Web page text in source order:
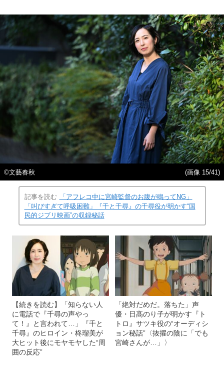
©文藝春秋 (画像 15/41)
記事を読む
「アフレコ中に宮崎監督のお腹が鳴ってNG」
「叫びすぎて呼吸困難」『千と千尋』の千尋役が明かす“国
民的ジブリ映画”の収録秘話
【続きを読む】「知らない人
に電話で『千尋の声やっ
て！』と言われて…」『千と
千尋』のヒロイン・柊瑠美が
大ヒット後にモヤモヤした“周
囲の反応”
「絶対だめだ。落ちた」声
優・日髙のり子が明かす『ト
トロ』サツキ役の“オーディシ
ョン秘話”〈抜擢の陰に「でも
宮崎さんが…」〉